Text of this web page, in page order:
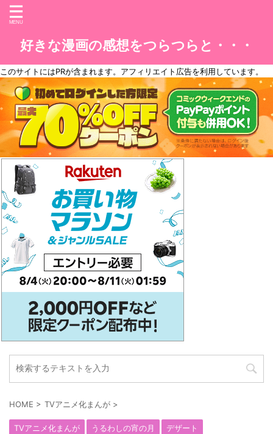
好きな漫画の感想をつらつらと・・・
このサイトにはPRが含まれます。アフィリエイト広告を利用しています。
HOME > TVアニメ化まんが >
TVアニメ化まんが うるわしの宵の月 デザート